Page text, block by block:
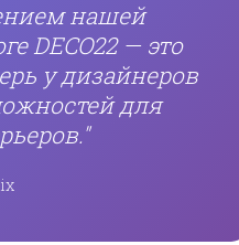
нашей
DECO22 — это
у дизайнеров
для